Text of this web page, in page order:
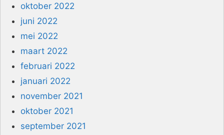
oktober 2022
juni 2022
mei 2022
maart 2022
februari 2022
januari 2022
november 2021
oktober 2021
september 2021